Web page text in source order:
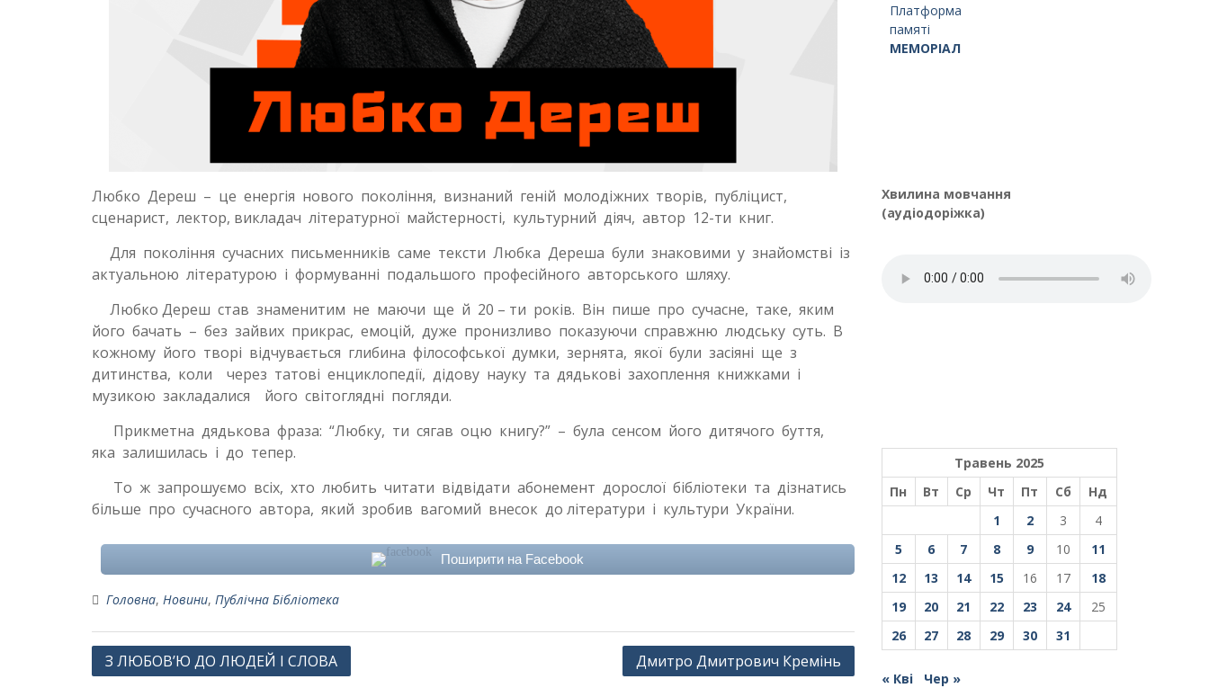
Любко Дереш – це енергія нового покоління, визнаний геній молодіжних творів, публіцист,
сценарист, лектор, викладач літературної майстерності, культурний діяч, автор 12-ти книг.
Для покоління сучасних письменників саме тексти Любка Дереша були знаковими у знайомстві із
актуальною літературою і формуванні подальшого професійного авторського шляху.
Любко Дереш став знаменитим не маючи ще й 20 – ти років. Він пише про сучасне, таке, яким
його бачать – без зайвих прикрас, емоцій, дуже пронизливо показуючи справжню людську суть. В
кожному його творі відчувається глибина філософської думки, зернята, якої були засіяні ще з
дитинства, коли через татові енциклопедії, дідову науку та дядькові захоплення книжками і
музикою закладалися його світоглядні погляди.
Прикметна дядькова фраза: “Любку, ти сягав оцю книгу?” – була сенсом його дитячого буття,
яка залишилась і до тепер.
То ж запрошуємо всіх, хто любить читати відвідати абонемент дорослої бібліотеки та дізнатись
більше про сучасного автора, який зробив вагомий внесок до літератури і культури України.
Поширити на Facebook
Головна, Новини, Публічна Бібліотека
Навігація
З ЛЮБОВ’Ю ДО ЛЮДЕЙ І СЛОВА Дмитро Дмитрович Кремінь
Платформа
памяті
МЕМОРІАЛ
Хвилина мовчання
(аудіодоріжка)
Травень 2025
Пн
Вт Ср Чт Пт Сб
Нд
1
2 3
4
5
6 7 8 9 10
11
12
13 14 15 16 17
18
19
20 21 22 23 24
25
26
27 28 29 30 31
« Кві Чер »